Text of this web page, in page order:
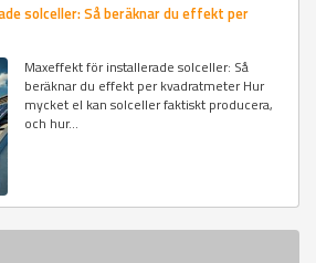
solceller: Så beräknar du effekt per
Maxeffekt för installerade solceller: Så
beräknar du effekt per kvadratmeter Hur
mycket el kan solceller faktiskt producera,
och hur...